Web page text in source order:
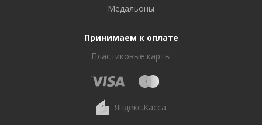
Медальоны
Принимаем к оплате
Пластиковые карты
Яндекс.Касса